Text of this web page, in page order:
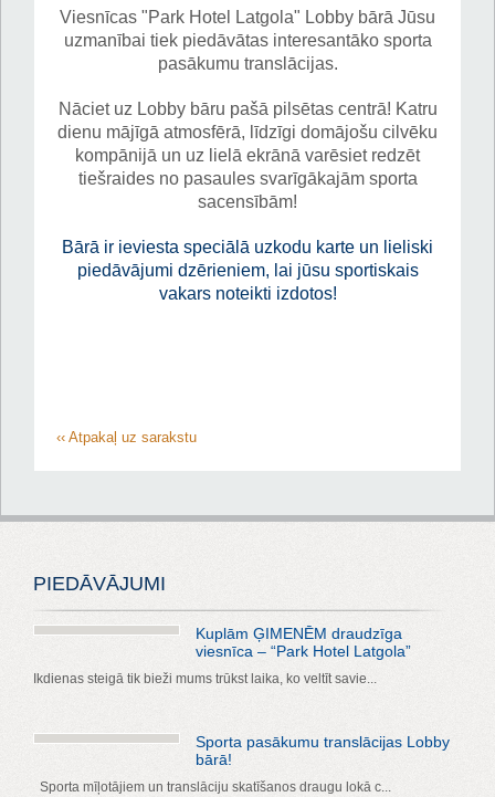
Viesnīcas "Park Hotel Latgola" Lobby bārā Jūsu
uzmanībai tiek piedāvātas interesantāko sporta
pasākumu translācijas.
Nāciet uz Lobby bāru pašā pilsētas centrā! Katru
dienu mājīgā atmosfērā, līdzīgi domājošu cilvēku
kompānijā un uz lielā ekrānā varēsiet redzēt
tiešraides no pasaules svarīgākajām sporta
sacensībām!
Bārā ir ieviesta speciālā uzkodu karte un lieliski
piedāvājumi dzērieniem, lai jūsu sportiskais
vakars noteikti izdotos!
‹‹ Atpakaļ uz sarakstu
PIEDĀVĀJUMI
Kuplām ĢIMENĒM draudzīga
viesnīca – “Park Hotel Latgola”
Ikdienas steigā tik bieži mums trūkst laika, ko veltīt savie...
Sporta pasākumu translācijas Lobby
bārā!
Sporta mīļotājiem un translāciju skatīšanos draugu lokā c...